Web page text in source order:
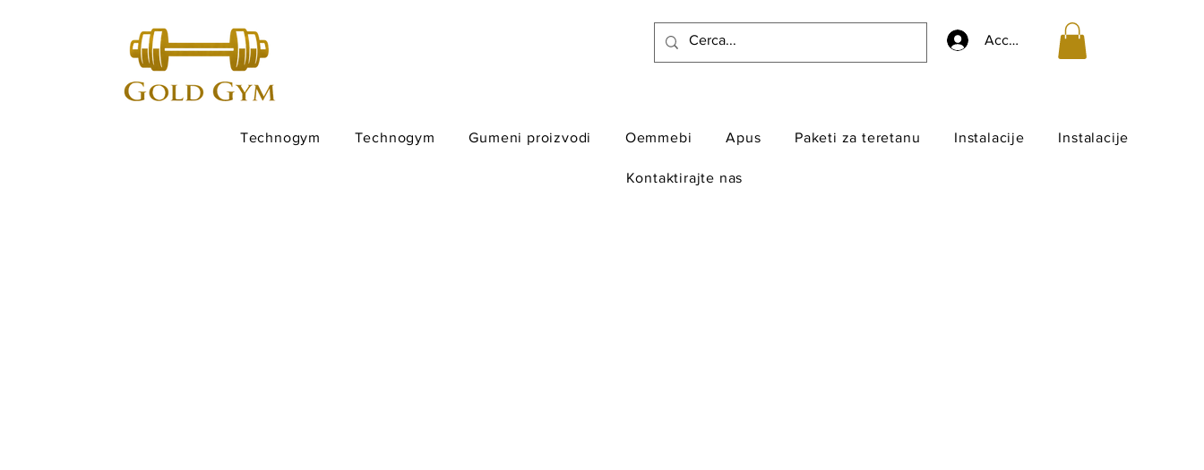
Accedi
Technogym Technogym Gumeni proizvodi Oemmebi Apus Paketi za teretanu Instalacije Instalacije
Kontaktirajte nas